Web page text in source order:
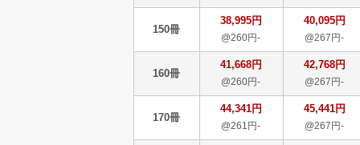
150冊
38,995円
@260円-
40,095円
@267円-
160冊
41,668円
@260円-
42,768円
@267円-
170冊
44,341円
@261円-
45,441円
@267円-